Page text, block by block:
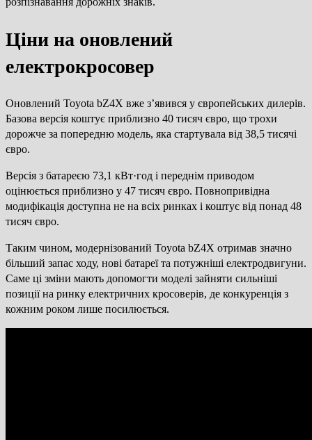
Ціни на оновлений
електрокросовер
Оновлений Toyota bZ4X вже з’явився у європейських дилерів.
Базова версія коштує приблизно 40 тисяч євро, що трохи
дорожче за попередню модель, яка стартувала від 38,5 тисячі
євро.
Версія з батареєю 73,1 кВт·год і переднім приводом
оцінюється приблизно у 47 тисяч євро. Повнопривідна
модифікація доступна не на всіх ринках і коштує від понад 48
тисяч євро.
Таким чином, модернізований Toyota bZ4X отримав значно
більший запас ходу, нові батареї та потужніші електродвигуни.
Саме ці зміни мають допомогти моделі зайняти сильніші
позиції на ринку електричних кросоверів, де конкуренція з
кожним роком лише посилюється.